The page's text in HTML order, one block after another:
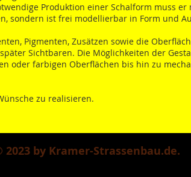
Produktion einer Schalform muss er
sondern ist frei modellierbar in Form und
Pigmenten, Zusätzen sowie die
Sichtbaren. Die Möglichkeiten der
oder farbigen Oberflächen bis hin zu
zu realisieren.
2023 by Kramer-Strassenbau.de.